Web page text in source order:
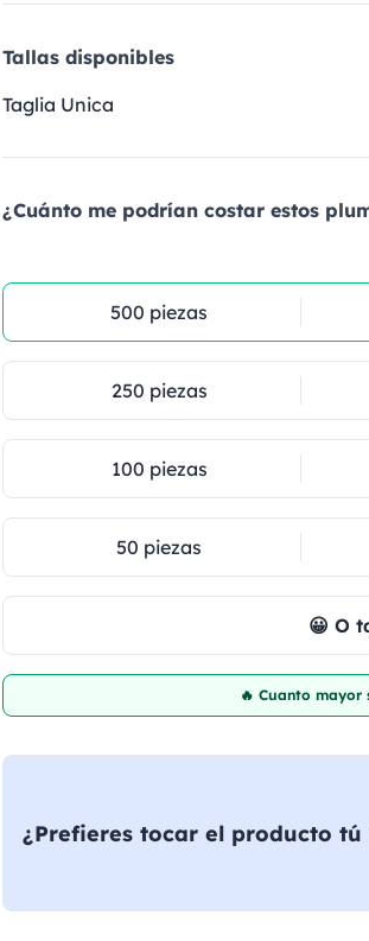
Tallas disponibles
Taglia Unica
¿Cuánto me podrían costar estos
500 piezas
250 piezas
100 piezas
50 piezas
😀 O
🔥 Cuanto
¿Prefieres tocar el producto tú